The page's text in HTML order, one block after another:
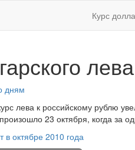
Курс
дням
лева к российскому рублю
23 октября, когда за
в октябре 2010 года